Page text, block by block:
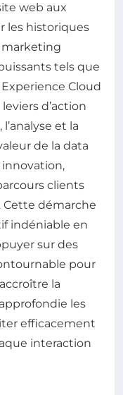
web aux
les historiques
marketing
tels que
Cloud
d’action
et la
de la data
clients
Cette démarche
indéniable en
sur des
pour
la
les
efficacement
interaction